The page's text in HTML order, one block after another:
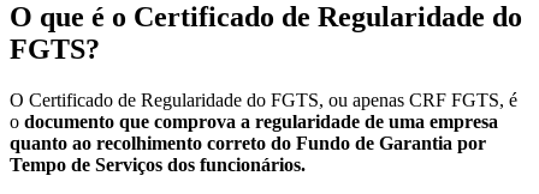
O que é o Certificado de Regularidade do
FGTS?
O Certificado de Regularidade do FGTS, ou apenas CRF FGTS, é
o documento que comprova a regularidade de uma empresa
quanto ao recolhimento correto do Fundo de Garantia por
Tempo de Serviços dos funcionários.